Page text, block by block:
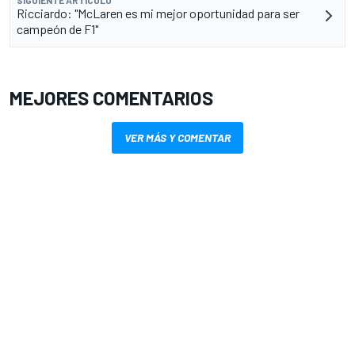
Ricciardo: "McLaren es mi mejor oportunidad para ser
campeón de F1"
MEJORES COMENTARIOS
VER MÁS Y COMENTAR